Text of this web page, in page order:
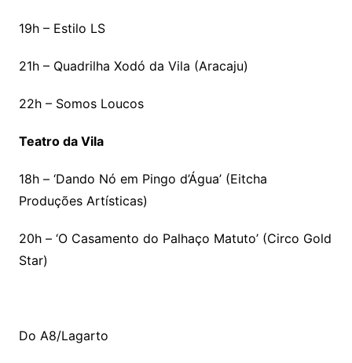
19h – Estilo LS
21h – Quadrilha Xodó da Vila (Aracaju)
22h – Somos Loucos
Teatro da Vila
18h – ‘Dando Nó em Pingo d’Água’ (Eitcha
Produções Artísticas)
20h – ‘O Casamento do Palhaço Matuto’ (Circo Gold
Star)
Do A8/Lagarto